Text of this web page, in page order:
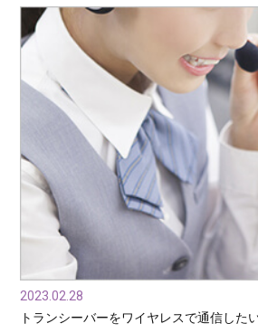
2023.02.28
トランシーバーをワイヤレスで通信した